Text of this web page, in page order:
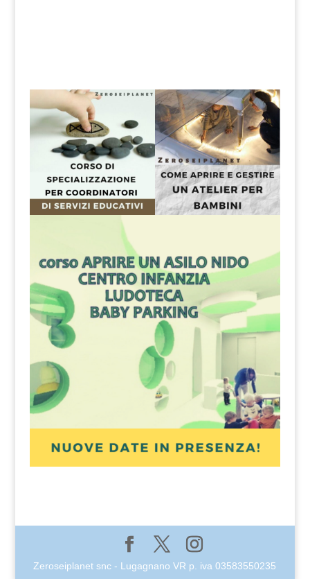
Zeroseiplanet snc - Lugagnano VR p. iva 03583550235